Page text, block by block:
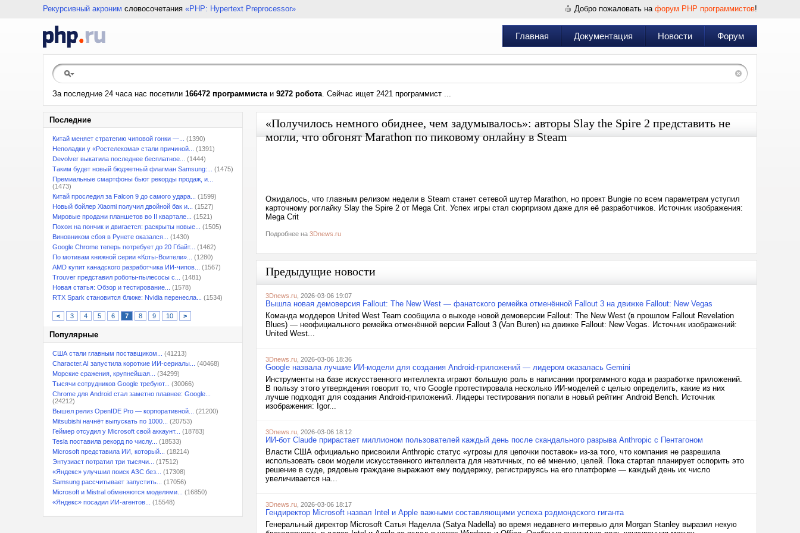
Рекурсивный акроним словосочетания «PHP: Hypertext Preprocessor» Добро пожаловать на форум PHP программистов!
Главная Документация Новости Форум
За последние 24 часа нас посетили 166472 программистаи 9272 робота. Сейчас ищет 2421 программист ...
Последние
Китай меняет стратегию чиповой гонки —...
(1390)
Неполадки у «Ростелекома» стали причиной...
(1391)
Devolver выкатила последнее бесплатное...
(1444)
Таким будет новый бюджетный флагман Samsung:...
(1475)
Премиальные смартфоны бьют рекорды продаж, и...
(1473)
Китай проследил за Falcon 9 до самого удара...
(1599)
Новый бойлер Xiaomi получил двойной бак и...
(1527)
Мировые продажи планшетов во II квартале...
(1521)
Похож на пончик и двигается: раскрыты новые...
(1505)
Виновником сбоя в Рунете оказался...
(1430)
Google Chrome теперь потребует до 20 Гбайт...
(1462)
По мотивам книжной серии «Коты-Воители»...
(1280)
AMD купит канадского разработчика ИИ-чипов...
(1567)
Trouver представил роботы-пылесосы с...
(1481)
Новая статья: Обзор и тестирование...
(1578)
RTX Spark становится ближе: Nvidia перенесла...
(1534)
< 3 4 5 6 7 8 9 10 >
Популярные
США стали главным поставщиком...
(41213)
Character.AI запустила короткие ИИ-сериалы...
(40468)
Морские сражения, крупнейшая...
(34299)
Тысячи сотрудников Google требуют...
(30066)
Chrome для Android стал заметно плавнее: Google...
(24212)
Вышел релиз OpenIDE Pro — корпоративной...
(21200)
Mitsubishi начнёт выпускать по 1000...
(20753)
Геймер отсудил у Microsoft свой аккаунт...
(18783)
Tesla поставила рекорд по числу...
(18533)
Microsoft представила ИИ, который...
(18214)
Энтузиаст потратил три тысячи...
(17512)
«Яндекс» улучшил поиск АЗС без...
(17308)
Samsung рассчитывает запустить...
(17056)
Microsoft и Mistral обменяются моделями...
(16850)
«Яндекс» посадил ИИ-агентов...
(15548)
«Получилось немного обиднее, чем задумывалось»: авторы Slay the Spire 2 представить не
могли, что обгонят Marathon по пиковому онлайну в Steam
Ожидалось, что главным релизом недели в Steam станет сетевой шутер Marathon, но проект Bungie по всем параметрам уступил
карточному роглайку Slay the Spire 2 от Mega Crit. Успех игры стал сюрпризом даже для её разработчиков. Источник изображения:
Mega Crit
Подробнее на 3Dnews.ru
Предыдущие новости
3Dnews.ru , 2026-03-06 19:07
Вышла новая демоверсия Fallout: The New West — фанатского ремейка отменённой Fallout 3 на движке Fallout: New Vegas
Команда моддеров United West Team сообщила о выходе новой демоверсии Fallout: The New West (в прошлом Fallout Revelation
Blues) — неофициального ремейка отменённой версии Fallout 3 (Van Buren) на движке Fallout: New Vegas. Источник изображений:
United West...
3Dnews.ru , 2026-03-06 18:36
Google назвала лучшие ИИ-модели для создания Android-приложений — лидером оказалась Gemini
Инструменты на базе искусственного интеллекта играют большую роль в написании программного кода и разработке приложений.
В пользу этого утверждения говорит то, что Google протестировала несколько ИИ-моделей с целью определить, какие из них
лучше подходят для создания Android-приложений. Лидеры тестирования попали в новый рейтинг Android Bench. Источник
изображения: Igor...
3Dnews.ru , 2026-03-06 18:12
ИИ-бот Claude прирастает миллионом пользователей каждый день после скандального разрыва Anthropic с Пентагоном
Власти США официально присвоили Anthropic статус «угрозы для цепочки поставок» из-за того, что компания не разрешила
использовать свои модели искусственного интеллекта для неэтичных, по её мнению, целей. Пока стартап планирует оспорить это
решение в суде, рядовые граждане выражают ему поддержку, регистрируясь на его платформе — каждый день их число
увеличивается на...
3Dnews.ru , 2026-03-06 18:17
Гендиректор Microsoft назвал Intel и Apple важными составляющими успеха рэдмондского гиганта
Генеральный директор Microsoft Сатья Наделла (Satya Nadella) во время недавнего интервью для Morgan Stanley выразил некую